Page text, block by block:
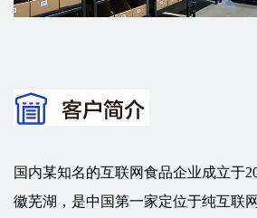
国内某知名的互联网食品企业成立于
徽芜湖，是中国第一家定位于纯互联